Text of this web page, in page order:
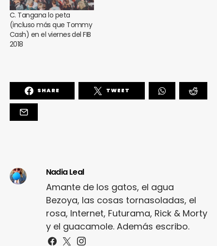
C. Tangana lo peta
(incluso más que Tommy
Cash) en el viernes del FIB
2018
SHARE TWEET
Nadia Leal
Amante de los gatos, el agua
Bezoya, las cosas tornasoladas, el
rosa, Internet, Futurama, Rick & Morty
y el guacamole. Además escribo.